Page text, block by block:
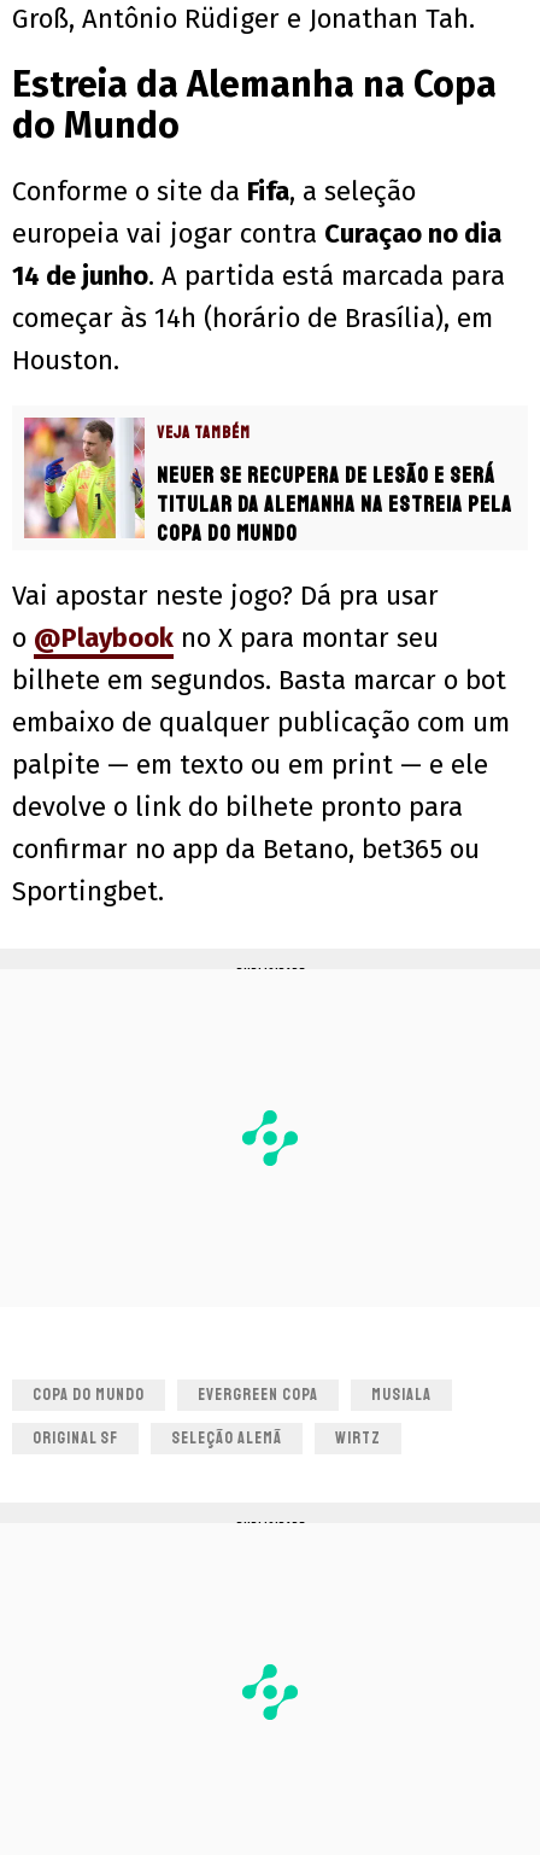
Groß, Antônio Rüdiger e Jonathan Tah.
Estreia da Alemanha na Copa
do Mundo
Conforme o site da Fifa, a seleção
europeia vai jogar contra Curaçao no dia
14 de junho. A partida está marcada para
começar às 14h (horário de Brasília), em
Houston.
VEJA TAMBÉM
Neuer se recupera de lesão e será
titular da Alemanha na estreia pela
Copa do Mundo
Vai apostar neste jogo? Dá pra usar
o @Playbook no X para montar seu
bilhete em segundos. Basta marcar o bot
embaixo de qualquer publicação com um
palpite — em texto ou em print — e ele
devolve o link do bilhete pronto para
confirmar no app da Betano, bet365 ou
Sportingbet.
PUBLICIDADE
COPA DO MUNDO EVERGREEN COPA MUSIALA
ORIGINAL SF SELEÇÃO ALEMÃ WIRTZ
PUBLICIDADE